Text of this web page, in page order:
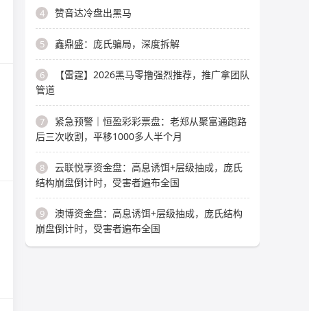
4 赞音达冷盘出黑马
5 鑫鼎盛：庞氏骗局，深度拆解
6
【雷霆】2026黑马零撸强烈推荐，推广拿团队
管道
7
紧急预警｜恒盈彩彩票盘：老郑从聚富通跑路
后三次收割，平移1000多人半个月
8
云联悦享资金盘：高息诱饵+层级抽成，庞氏
结构崩盘倒计时，受害者遍布全国
9
澳博资金盘：高息诱饵+层级抽成，庞氏结构
崩盘倒计时，受害者遍布全国